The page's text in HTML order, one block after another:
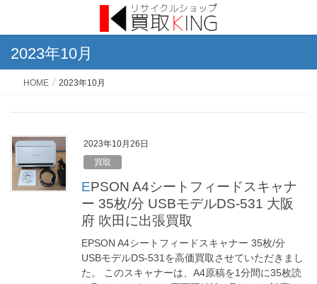
2023年10月
HOME 2023年10月
2023年10月26日
買取
EPSON A4シートフィードスキャナ
ー 35枚/分 USBモデルDS-531 大阪
府 吹田に出張買取
EPSON A4シートフィードスキャナー 35枚/分
USBモデルDS-531を高価買取させていただきまし
た。 このスキャナーは、A4原稿を1分間に35枚読